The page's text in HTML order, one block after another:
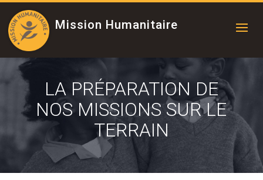
Mission Humanitaire
LA PRÉPARATION DE
NOS MISSIONS SUR LE
TERRAIN